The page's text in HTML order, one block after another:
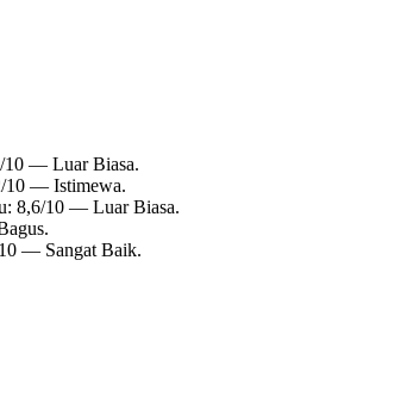
10 — Luar Biasa.
10 — Istimewa.
8,6/10 — Luar Biasa.
— Sangat Baik.